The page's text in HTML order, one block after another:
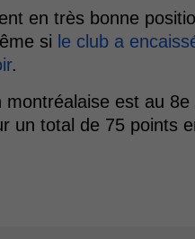
en très bonne
si le club a
.
est au
un total de 75 points